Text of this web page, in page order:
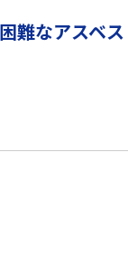
難なアスベ